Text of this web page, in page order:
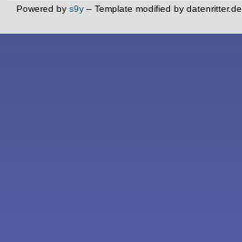
Powered by s9y – Template modified by datenritter.de.